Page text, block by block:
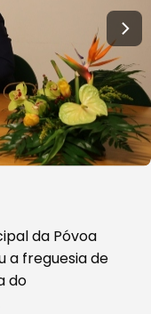
da Póvoa
a freguesia de
do